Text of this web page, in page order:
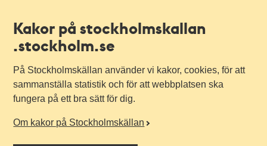
Kakor på stockholmskallan
.stockholm.se
På Stockholmskällan använder vi kakor, cookies, för att
sammanställa statistik och för att webbplatsen ska
fungera på ett bra sätt för dig.
Om kakor på Stockholmskällan